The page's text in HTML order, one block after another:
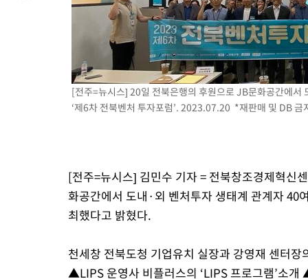
[속보]코스피 매도사이드카 발동…4%대 급락
[속보]전남광주 초대 시민추천 부시장에 백승주·윤난실
서울 열대야 15일째 지속…비공식 '초열대야' 30도 넘어
[속보]코스닥, 2.15포인트(0.27%) 내린 797.44 출발
[속보]코스피, 119.51포인트(1.81%) 내린 6478.75 개장
6월 경상수지 497.3억 달러…두 달 연속 사상 최대
[속보] 이란 대통령 "지금 최고지도자와 소통하기가 매우 어려워" 취
[속보] "이란-오만, 호르무즈 해협 통행 항로 합의" 이란 외무부 대
[전주=뉴시스] 20일 전북은행의 후원으로 JB문화공간에서
‘제6차 전북벤처 투자포럼’. 2023.07.20 *재판매 및 DB 금
[전주=뉴시스] 김민수 기자 = 전북창조경제혁신
화공간에서 도내·외 벤처투자 생태계 관계자 40
최했다고 밝혔다.
천세창 전북도청 기업유치 실장과 강영재 센터
▲LIPS 운영사 비플러스의 ‘LIPS 프로그램’소